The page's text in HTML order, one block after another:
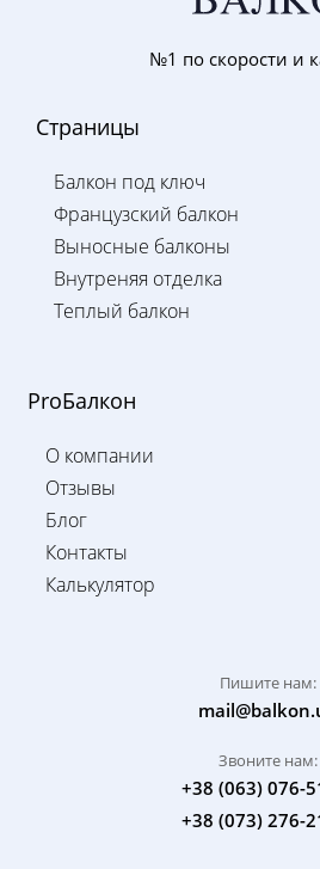
№1 по скорости и
Страницы
Балкон под ключ
Французский балкон
Выносные балконы
Внутреняя отделка
Теплый балкон
ProБалкон
О компании
Отзывы
Блог
Контакты
Калькулятор
Пишите нам:
Звоните нам:
+38 (063) 076-
+38 (073) 276-